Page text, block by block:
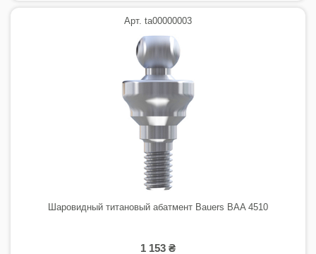
Арт. ta00000003
Шаровидный титановый абатмент Bauers BAA 4510
1 153 ₴